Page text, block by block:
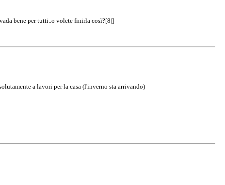
bene per tutti..o volete finirla così?[8|]
a lavori per la casa (l'inverno sta arrivando)